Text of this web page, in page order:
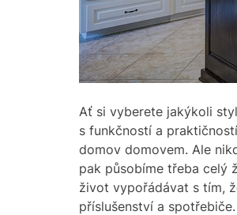
Ať si vyberete jakýkoli
s funkčností a
domov domovem. Ale
pak působíme třeba celý
život vypořádávat s tím,
příslušenství a